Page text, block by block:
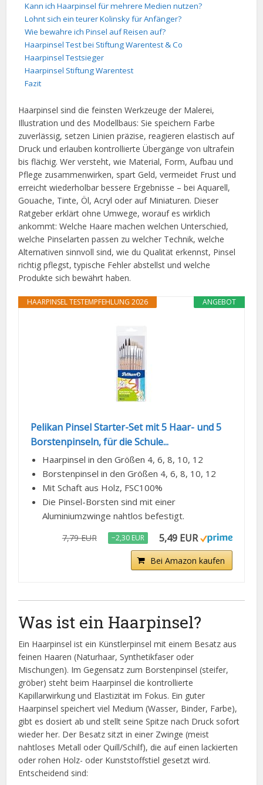
Kann ich Haarpinsel für mehrere Medien nutzen?
Lohnt sich ein teurer Kolinsky für Anfänger?
Wie bewahre ich Pinsel auf Reisen auf?
Haarpinsel Test bei Stiftung Warentest & Co
Haarpinsel Testsieger
Haarpinsel Stiftung Warentest
Fazit
Haarpinsel sind die feinsten Werkzeuge der Malerei,
Illustration und des Modellbaus: Sie speichern Farbe
zuverlässig, setzen Linien präzise, reagieren elastisch auf
Druck und erlauben kontrollierte Übergänge von ultrafein
bis flächig. Wer versteht, wie Material, Form, Aufbau und
Pflege zusammenwirken, spart Geld, vermeidet Frust und
erreicht wiederholbar bessere Ergebnisse – bei Aquarell,
Gouache, Tinte, Öl, Acryl oder auf Miniaturen. Dieser
Ratgeber erklärt ohne Umwege, worauf es wirklich
ankommt: Welche Haare machen welchen Unterschied,
welche Pinselarten passen zu welcher Technik, welche
Alternativen sinnvoll sind, wie du Qualität erkennst, Pinsel
richtig pflegst, typische Fehler abstellst und welche
Produkte sich bewährt haben.
ANGEBOT
HAARPINSEL TESTEMPFEHLUNG 2026
Pelikan Pinsel Starter-Set mit 5 Haar- und 5
Borstenpinseln, für die Schule...
Haarpinsel in den Größen 4, 6, 8, 10, 12
Borstenpinsel in den Größen 4, 6, 8, 10, 12
Mit Schaft aus Holz, FSC100%
Die Pinsel-Borsten sind mit einer
Aluminiumzwinge nahtlos befestigt.
7,79 EUR −2,30 EUR 5,49 EUR
Bei Amazon kaufen
Was ist ein Haarpinsel?
Ein Haarpinsel ist ein Künstlerpinsel mit einem Besatz aus
feinen Haaren (Naturhaar, Synthetikfaser oder
Mischungen). Im Gegensatz zum Borstenpinsel (steifer,
gröber) steht beim Haarpinsel die kontrollierte
Kapillarwirkung und Elastizität im Fokus. Ein guter
Haarpinsel speichert viel Medium (Wasser, Binder, Farbe),
gibt es dosiert ab und stellt seine Spitze nach Druck sofort
wieder her. Der Besatz sitzt in einer Zwinge (meist
nahtloses Metall oder Quill/Schilf), die auf einen lackierten
oder rohen Holz- oder Kunststoffstiel gesetzt wird.
Entscheidend sind: